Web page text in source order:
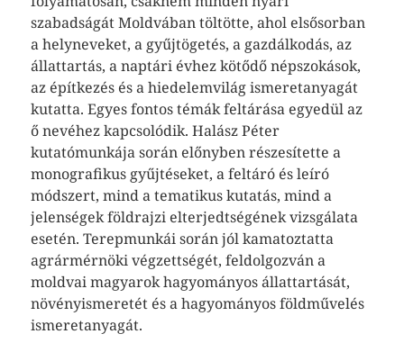
szabadságát Moldvában töltötte, ahol elsősorban
a helyneveket, a gyűjtögetés, a gazdálkodás, az
állattartás, a naptári évhez kötődő népszokások,
az építkezés és a hiedelemvilág ismeretanyagát
kutatta. Egyes fontos témák feltárása egyedül az
ő nevéhez kapcsolódik. Halász Péter
kutatómunkája során előnyben részesítette a
monografikus gyűjtéseket, a feltáró és leíró
módszert, mind a tematikus kutatás, mind a
jelenségek földrajzi elterjedtségének vizsgálata
esetén. Terepmunkái során jól kamatoztatta
agrármérnöki végzettségét, feldolgozván a
moldvai magyarok hagyományos állattartását,
növényismeretét és a hagyományos földművelés
ismeretanyagát.